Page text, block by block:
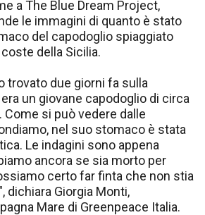
a The Blue Dream Project,
le immagini di quanto è stato
del capodoglio spiaggiato
della Sicilia.
trovato due giorni fa sulla
un giovane capodoglio di circa
Come si può vedere dalle
nel suo stomaco è stata
Le indagini sono appena
ancora se sia morto per
certo far finta che non stia
dichiara Giorgia Monti,
Mare di Greenpeace Italia.